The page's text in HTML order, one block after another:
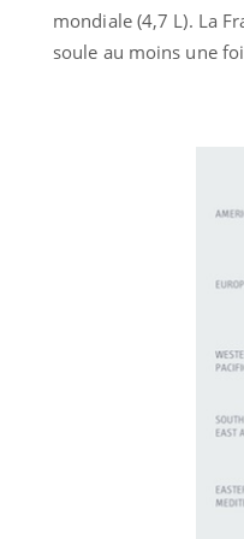
mondiale (4,7 L). La
soule au moins une
change dans la
charge des